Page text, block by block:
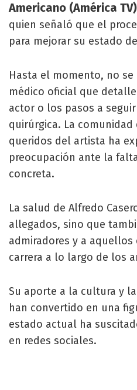
Americano (América TV)
quien señaló que el
para mejorar su estado
Hasta el momento, no
médico oficial que
actor o los pasos a
quirúrgica. La comunidad
queridos del artista ha
preocupación ante la
concreta.
La salud de Alfredo
allegados, sino que
admiradores y a aquellos
carrera a lo largo de los
Su aporte a la cultura y
han convertido en una
estado actual ha
en redes sociales.